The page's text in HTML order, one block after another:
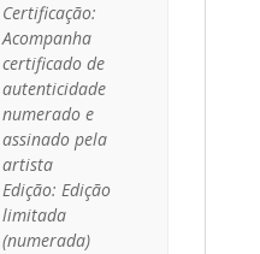
Certificação:
Acompanha
certificado de
autenticidade
numerado e
assinado pela
artista
Edição: Edição
limitada
(numerada)